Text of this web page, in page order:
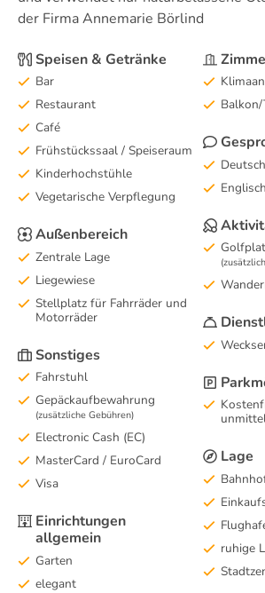
der Firma Annemarie Börlind
Speisen & Getränke
Bar
Restaurant
Café
Frühstückssaal / Speiseraum
Kinderhochstühle
Vegetarische Verpflegung
Außenbereich
Zentrale Lage
Liegewiese
Stellplatz für Fahrräder und
Motorräder
Sonstiges
Fahrstuhl
Gepäckaufbewahrung
(zusätzliche Gebühren)
Electronic Cash (EC)
MasterCard / EuroCard
Visa
Einrichtungen
allgemein
Garten
elegant
Deutsch
Englisch
Lage
ruhige